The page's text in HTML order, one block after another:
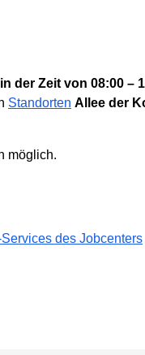
der Zeit von 08:00 –
Standorten Allee der
möglich.
des Jobcenters